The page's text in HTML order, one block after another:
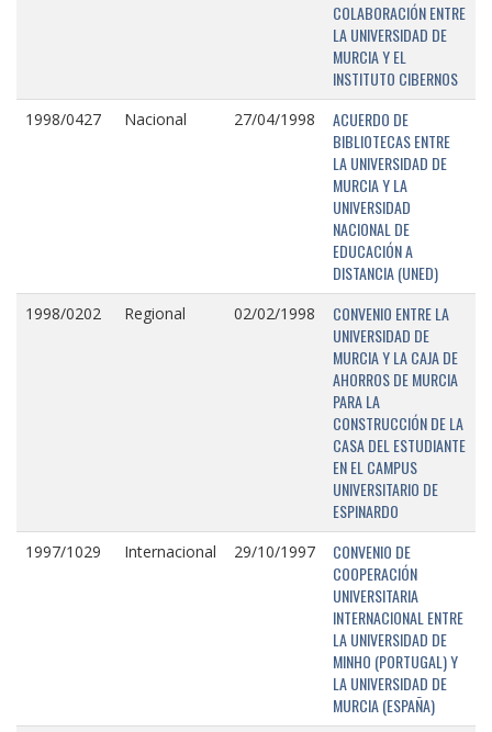
COLABORACIÓN ENTRE
LA UNIVERSIDAD DE
MURCIA Y EL
INSTITUTO CIBERNOS
1998/0427 Nacional 27/04/1998
ACUERDO DE
BIBLIOTECAS ENTRE
LA UNIVERSIDAD DE
MURCIA Y LA
UNIVERSIDAD
NACIONAL DE
EDUCACIÓN A
DISTANCIA (UNED)
1998/0202 Regional 02/02/1998
CONVENIO ENTRE LA
UNIVERSIDAD DE
MURCIA Y LA CAJA DE
AHORROS DE MURCIA
PARA LA
CONSTRUCCIÓN DE LA
CASA DEL ESTUDIANTE
EN EL CAMPUS
UNIVERSITARIO DE
ESPINARDO
1997/1029 Internacional 29/10/1997
CONVENIO DE
COOPERACIÓN
UNIVERSITARIA
INTERNACIONAL ENTRE
LA UNIVERSIDAD DE
MINHO (PORTUGAL) Y
LA UNIVERSIDAD DE
MURCIA (ESPAÑA)